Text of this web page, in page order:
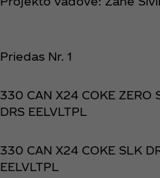
Priedas Nr. 1
330 CAN X24 COKE ZERO
DRS EELVLTPL
330 CAN X24 COKE SLK
EELVLTPL